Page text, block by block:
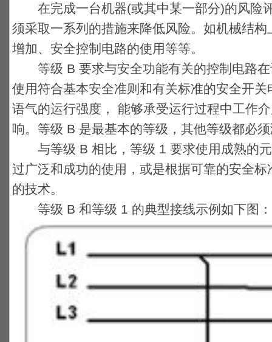
在完成一台机器(或其中某一部分)的风险
须采取一系列的措施来降低风险。如机械结
增加、安全控制电路的使用等等。
等级 B 要求与安全功能有关的控制电路在
使用符合基本安全准则和有关标准的安全开
语气的运行强度， 能够承受运行过程中工作
响。等级 B 是最基本的等级，其他等级都必
与等级 B 相比，等级 1 要求使用成熟的元
过广泛和成功的使用，或是根据可靠的安全
的技术。
等级 B 和等级 1 的典型接线示例如下图：